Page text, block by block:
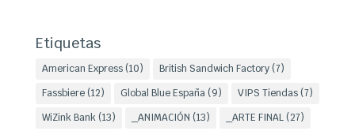
Etiquetas
American Express(10) British Sandwich Factory(7)
Fassbiere(12) Global Blue España(9) VIPS Tiendas(7)
WiZink Bank(13) _ANIMACIÓN (13) _ARTE FINAL(27)